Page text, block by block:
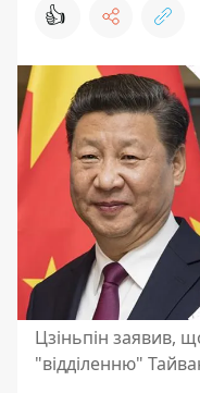
👍
Цзіньпін заявив,
"відділенню"